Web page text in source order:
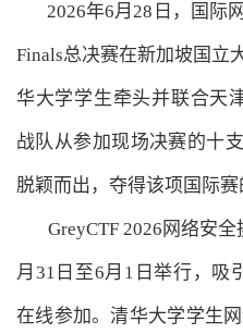
2026年6月28日，国际网
Finals总决赛在新加坡国立
华大学学生牵头并联合天
战队从参加现场决赛的十
脱颖而出，夺得该项国际赛
GreyCTF 2026网络安全
月31日至6月1日举行，吸
在线参加。清华大学学生